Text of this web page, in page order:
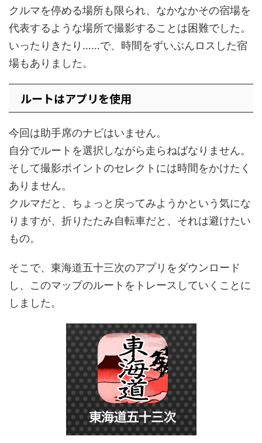
クルマを停める場所も限られ、なかなかその宿場を
代表するような場所で撮影することは困難でした。
いったりきたり……で、時間をずいぶんロスした宿
場もありました。
ルートはアプリを使用
今回は助手席のナビはいません。
自分でルートを選択しながら走らねばなりません。
そして撮影ポイントのセレクトには時間をかけたく
ありません。
クルマだと、ちょっと戻ってみようかという気にな
りますが、折りたたみ自転車だと、それは避けたい
もの。
そこで、東海道五十三次のアプリをダウンロード
し、このマップのルートをトレースしていくことに
しました。